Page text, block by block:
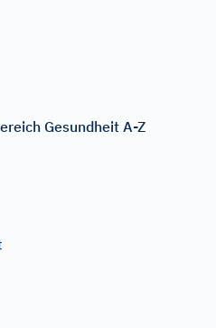
Gesundheit A-Z